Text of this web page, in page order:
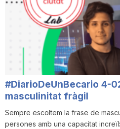
#DiarioDeUnBecario 4-
masculinitat fràgil
Sempre escoltem la frase de
persones amb una capacitat